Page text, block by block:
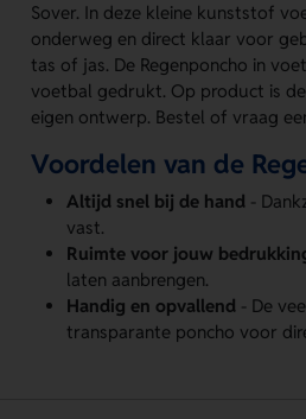
Sover. In deze kleine kunststof
onderweg en direct klaar voor
tas of jas. De Regenponcho in
voetbal gedrukt. Op product is
eigen ontwerp. Bestel of vraag
Voordelen van de
Altijd snel bij de hand -
vast.
Ruimte voor jouw
laten aanbrengen.
Handig en opvallend - De
transparante poncho voor